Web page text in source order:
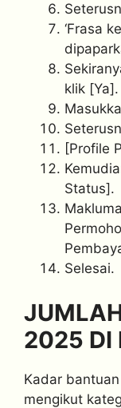
‘Frasa
klik [Ya].
[Profile
Status].
Selesai.
2025 DI
Kadar
mengikut